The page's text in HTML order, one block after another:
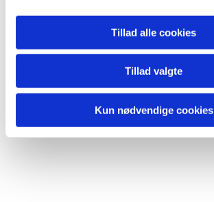
Tillad alle cookies
Tillad valgte
Kun nødvendige cookies